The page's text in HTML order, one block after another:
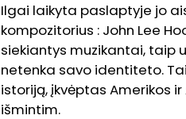
Ilgai laikyta paslaptyje jo
kompozitorius : John Lee
siekiantys muzikantai, taip
netenka savo identiteto.
istoriją, įkvėptas Amerikos
išmintim.